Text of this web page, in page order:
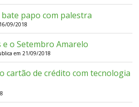
papo com palestra
09/2018
e o Setembro Amarelo
em 21/09/2018
cartão de crédito com tecnologia